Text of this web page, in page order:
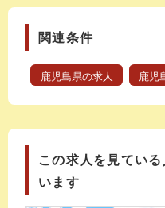
関連条件
鹿児島県の求人 鹿児
この求人を見てい
います